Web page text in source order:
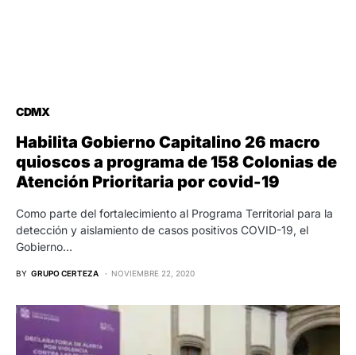
CDMX
Habilita Gobierno Capitalino 26 macro
quioscos a programa de 158 Colonias de
Atención Prioritaria por covid-19
Como parte del fortalecimiento al Programa Territorial para la
detección y aislamiento de casos positivos COVID-19, el
Gobierno…
BY GRUPO CERTEZA NOVIEMBRE 22, 2020